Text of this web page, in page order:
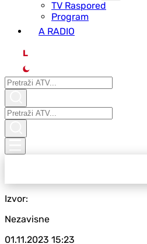
ТV Raspored
Program
A RADIO
L
Izvor:
Nezavisne
01.11.2023 15:23